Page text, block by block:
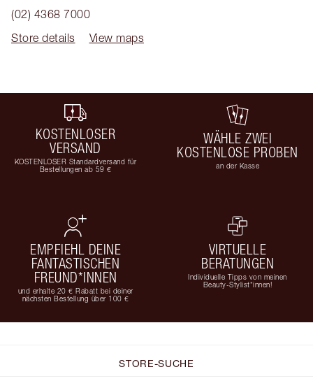
(02) 4368 7000
Store details
View maps
KOSTENLOSER
VERSAND
KOSTENLOSER Standardversand für
Bestellungen ab 59 €
WÄHLE ZWEI
KOSTENLOSE PROBEN
an der Kasse
EMPFIEHL DEINE
FANTASTISCHEN
FREUND*INNEN
und erhalte 20 € Rabatt bei deiner
nächsten Bestellung über 100 €
VIRTUELLE
BERATUNGEN
Individuelle Tipps von meinen
Beauty-Stylist*innen!
STORE-SUCHE